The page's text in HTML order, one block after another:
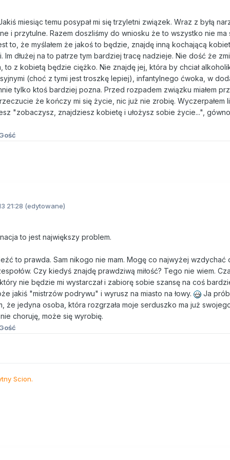
miesiąc temu posypał mi się trzyletni związek. Wraz z byłą
i przytulne. Razem doszliśmy do wniosku że to wszystko nie ma
to, że myślałem że jakoś to będzie, znajdę inną kochającą
Im dłużej na to patrze tym bardziej tracę nadzieje. Nie dość że
to z kobietą będzie ciężko. Nie znajdę jej, która by chciał
(choć z tymi jest troszkę lepiej), infantylnego ćwoka, w
tylko ktoś bardziej pozna. Przed rozpadem związku miałem
że kończy mi się życie, nic już nie zrobię. Wyczerpałem
"zobaczysz, znajdziesz kobietę i ułożysz sobie życie...",
21:28 (edytowane)
to jest największy problem.
to prawda. Sam nikogo nie mam. Mogę co najwyżej wzdychać
Czy kiedyś znajdę prawdziwą miłość? Tego nie wiem.
nie będzie mi wystarczał i zabiorę sobie szansę na coś
jakiś "mistrzów podrywu" i wyrusz na miasto na łowy.
Ja
że jedyna osoba, która rozgrzała moje serduszko ma już
choruję, może się wyrobię.
Scion.